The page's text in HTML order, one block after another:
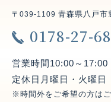
大自然と生きものの
2026.6.21
今日の投稿分は23日
2026.6.18
〒039-1109 青森県八戸市
0178-27-
営業時間10:00～17:00
定休日 月曜日・火曜日
※時間外をご希望の方は